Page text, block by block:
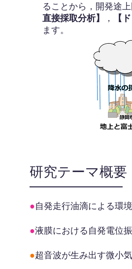
ることから，開発途
直接採取分析】
，
【
ます。
​研究テーマ概要
●自発走行油滴による環
●液膜における自発電位
●超音波が生み出す微小